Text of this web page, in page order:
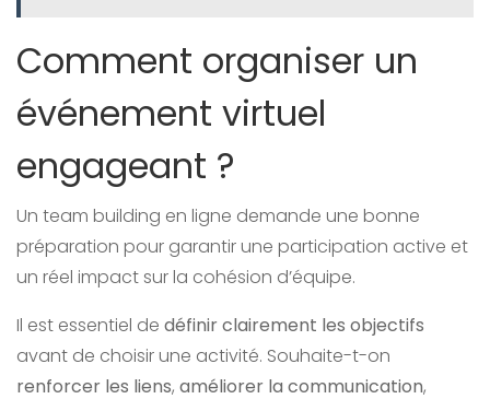
Comment organiser un
événement virtuel
engageant ?
Un team building en ligne demande une bonne
préparation pour garantir une participation active et
un réel impact sur la cohésion d’équipe.
Il est essentiel de définir clairement les objectifs
avant de choisir une activité. Souhaite-t-on
renforcer les liens, améliorer la communication,